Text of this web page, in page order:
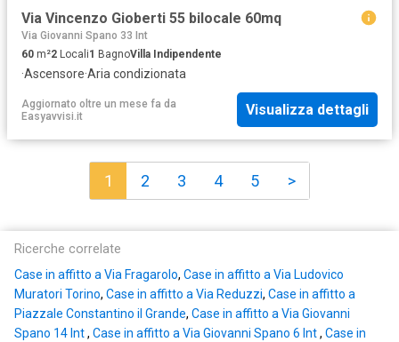
Via Vincenzo Gioberti 55 bilocale 60mq
Via Giovanni Spano 33 Int
60 m²2 Locali1 BagnoVilla Indipendente
·Ascensore·Aria condizionata
Aggiornato oltre un mese fa da
Easyavvisi.it
Visualizza dettagli
1 2 3 4 5 >
Ricerche correlate
Case in affitto a Via Fragarolo, Case in affitto a Via Ludovico
Muratori Torino, Case in affitto a Via Reduzzi, Case in affitto a
Piazzale Constantino il Grande, Case in affitto a Via Giovanni
Spano 14 Int, Case in affitto a Via Giovanni Spano 6 Int, Case in